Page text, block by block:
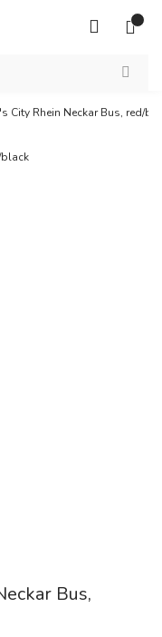
City Rhein Neckar Bus, red/
Bus,